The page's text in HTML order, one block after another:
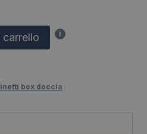
i
box doccia